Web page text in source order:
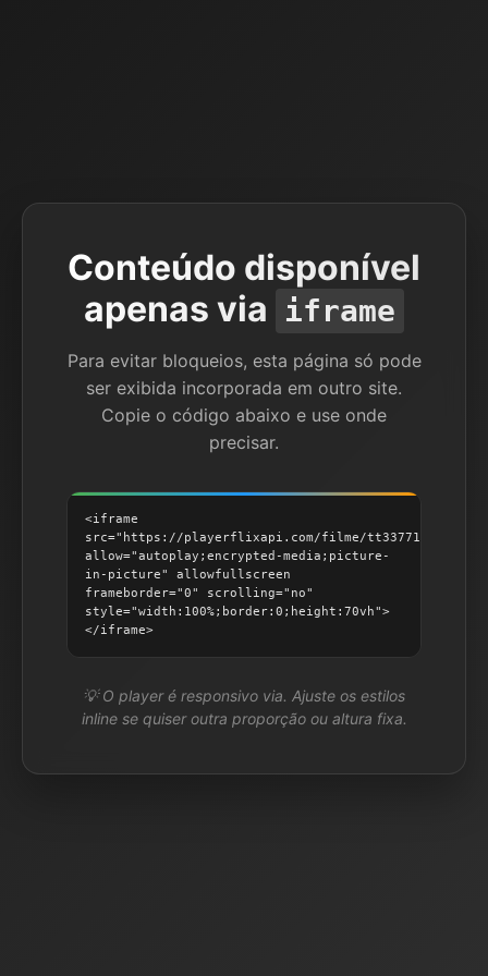
Conteúdo disponível
apenas via iframe
Para evitar bloqueios, esta página só pode
ser exibida incorporada em outro site.
Copie o código abaixo e use onde
precisar.
<iframe
src="https://playerflixapi.com/filme/tt33771507"
allow="autoplay;encrypted-media;picture-
in-picture" allowfullscreen
frameborder="0" scrolling="no"
style="width:100%;border:0;height:70vh">
</iframe>
💡 O player é responsivo via. Ajuste os estilos
inline se quiser outra proporção ou altura fixa.